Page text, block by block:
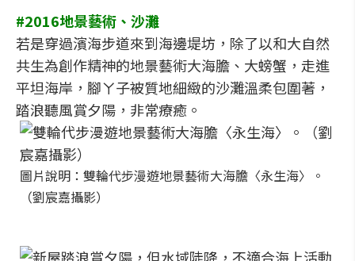
#2016地景藝術、沙灘
若是穿過濱海步道來到海邊堤坊，除了以和大自然
共生為創作精神的地景藝術大海膽、大螃蟹，走進
平坦海岸，腳ㄚ子被質地細緻的沙灘溫柔包圍著，
踏浪聽風賞夕陽，非常療癒。
圖片說明：雙輪代步漫遊地景藝術大海膽〈永生海〉。
（劉宸嘉攝影）